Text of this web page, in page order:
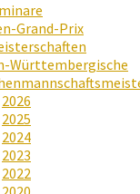
Grand-Prix
Württembergische
2026
2025
2024
2023
2022